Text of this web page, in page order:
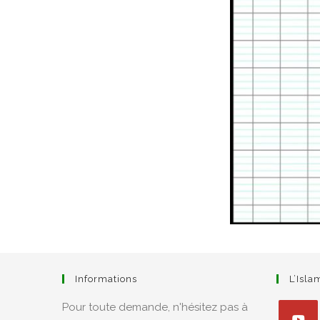
Informations
Pour toute demande, n'hésitez pas à